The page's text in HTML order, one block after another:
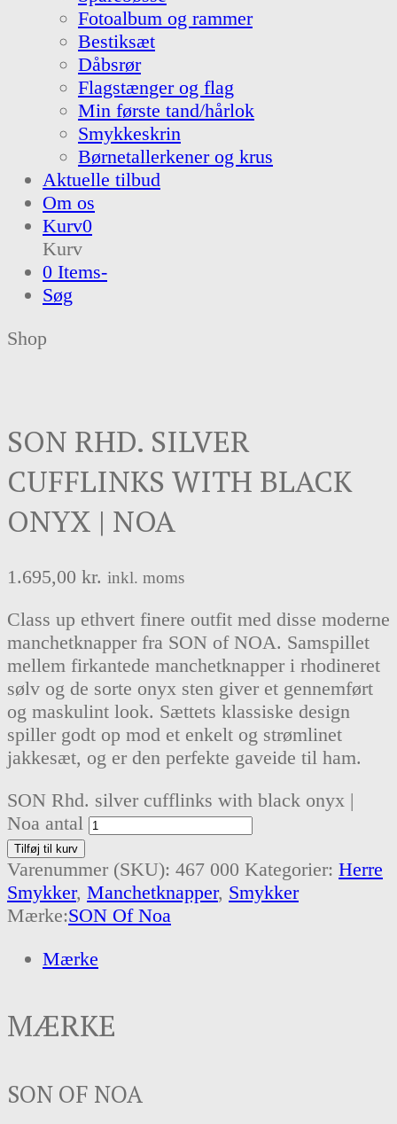
Fotoalbum og rammer
Bestiksæt
Dåbsrør
Flagstænger og flag
Min første tand/hårlok
Smykkeskrin
Børnetallerkener og krus
Aktuelle tilbud
Om os
Kurv0
Kurv
0 Items-
Søg
Shop
SON RHD. SILVER
CUFFLINKS WITH BLACK
ONYX | NOA
1.695,00 kr. inkl. moms
Class up ethvert finere outfit med disse moderne
manchetknapper fra SON of NOA. Samspillet
mellem firkantede manchetknapper i rhodineret
sølv og de sorte onyx sten giver et gennemført
og maskulint look. Sættets klassiske design
spiller godt op mod et enkelt og strømlinet
jakkesæt, og er den perfekte gaveide til ham.
SON Rhd. silver cufflinks with black onyx |
Noa antal
Tilføj til kurv
Varenummer (SKU): 467 000 Kategorier: Herre
Smykker, Manchetknapper, Smykker
Mærke:SON Of Noa
Mærke
MÆRKE
SON OF NOA